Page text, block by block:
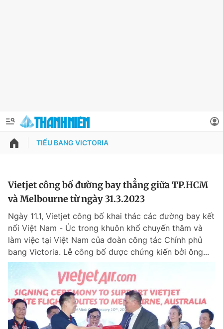
QUẢNG CÁO
Chuyên mục khác
Chào ngày mới Tin 24h
Tin thị trường Tin 360
Video Magazine
Thông tin tài khoản
Đổi mật khẩu
Tin đã lưu
Tin đã xem
Đăng xuất
TIỂU BANG VICTORIA
Vietjet công bố đường bay thẳng giữa TP.HCM
và Melbourne từ ngày 31.3.2023
Ngày 11.1, Vietjet công bố khai thác các đường bay kết
nối Việt Nam - Úc trong khuôn khổ chuyến thăm và
làm việc tại Việt Nam của đoàn công tác Chính phủ
bang Victoria. Lễ công bố được chứng kiến bởi ông...